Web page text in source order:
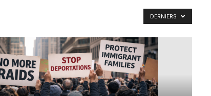
DERNIERS